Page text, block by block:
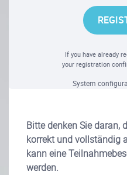
If you have already
your registration
System
Bitte denken Sie daran,
korrekt und vollständig
kann eine
werden.